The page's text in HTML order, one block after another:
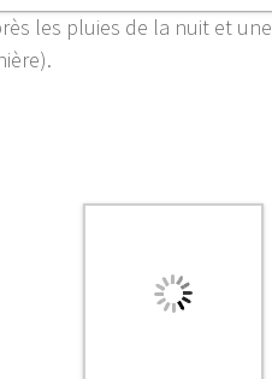
les pluies de la nuit et une